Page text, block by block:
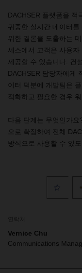
DACHSER 플랫폼을 적
귀중한 실시간 데이터
위한 결론을 도출하는
세스에서 고객은 사용
제공할 수 있습니다. 건
DACHSER 담당자에게
이터 덕분에 개발팀은
적화하고 필요한 경우
다음 단계는 무엇인가
으로 확장하여 전체
방식으로 사용할 수 있
Vernice Chu
Communications